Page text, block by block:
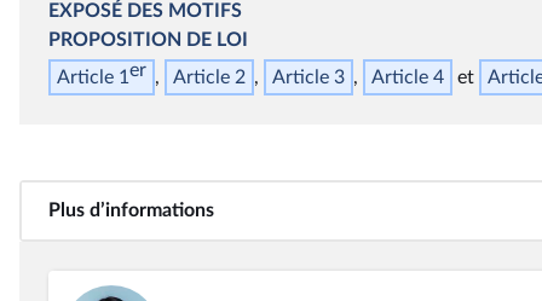
EXPOSÉ DES MOTIFS
PROPOSITION DE LOI
Article 1er Article 2 Article 3 Article 4
Plus d’informations